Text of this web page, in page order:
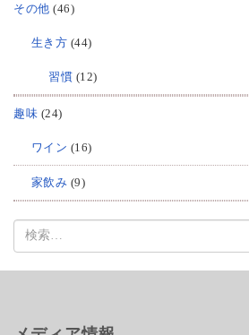
その他 (46)
生き方 (44)
習慣 (12)
趣味 (24)
ワイン (16)
家飲み (9)